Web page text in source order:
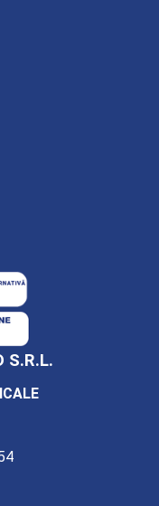
S.R.L.